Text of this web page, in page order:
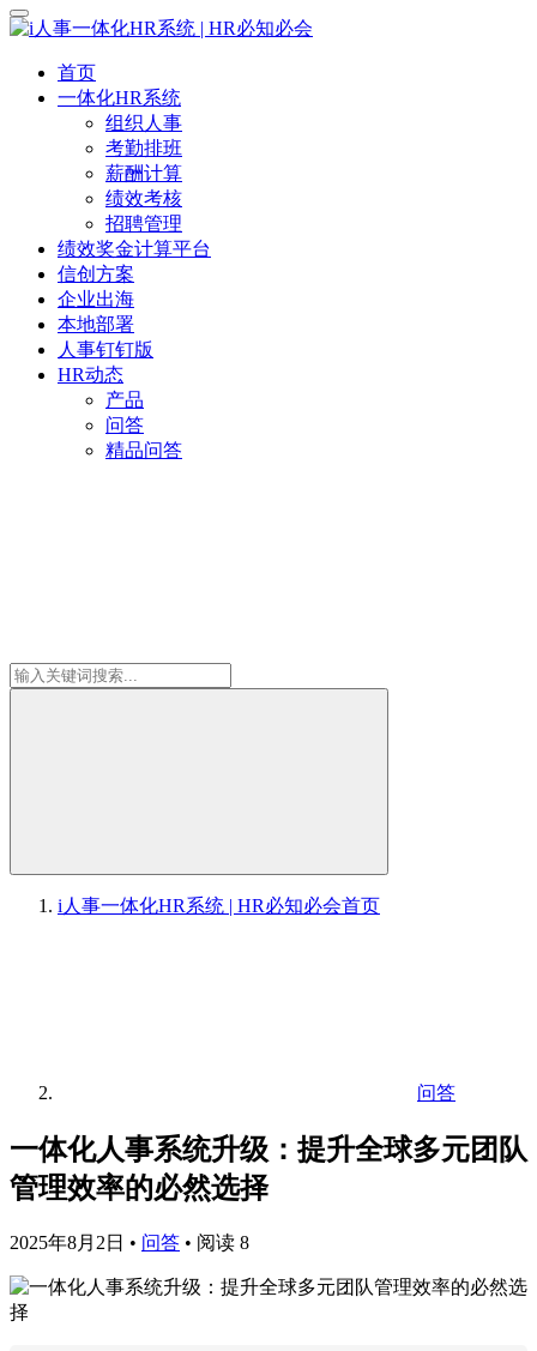
首页
一体化HR系统
组织人事
考勤排班
薪酬计算
绩效考核
招聘管理
绩效奖金计算平台
信创方案
企业出海
本地部署
人事钉钉版
HR动态
产品
问答
精品问答
i人事一体化HR系统 | HR必知必会首页
问答
一体化人事系统升级：提升全球多元团队
管理效率的必然选择
2025年8月2日 • 问答 • 阅读 8